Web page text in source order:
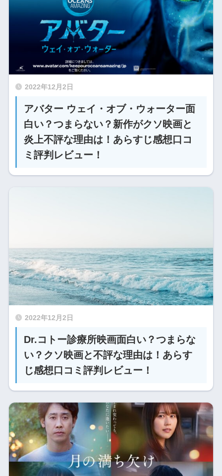
2022年12月2日
アバター ウェイ・オブ・ウォーター面
白い？つまらない？新作がクソ映画と
炎上不評な理由は！あらすじ感想口コ
ミ評判レビュー！
2022年12月2日
Dr.コトー診療所映画面白い？つまらな
い？クソ映画と不評な理由は！あらす
じ感想口コミ評判レビュー！